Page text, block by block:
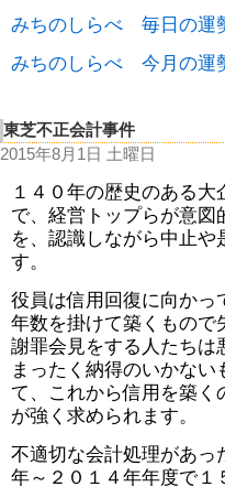
みちのしらべ 毎日の運
みちのしらべ 今月の運
東芝不正会計事件
2015年8月1日 土曜日
１４０年の歴史のある
で、経営トップらが意
を、認識しながら中止
す。
役員は信用回復に向かっ
年数を掛けて築くもので
謝罪会見をする人たちは
まったく納得のいかな
て、これから信用を築
が強く求められます。
不適切な会計処理があっ
年～２０１４年年度で１